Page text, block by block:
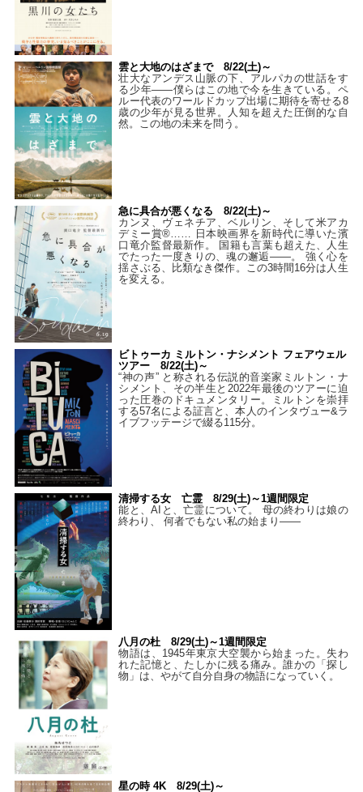
雲と大地のはざまで 8/22(土)～
壮大なアンデス山脈の下、アルパカの世話をす
る少年――僕らはこの地で今を生きている。ペ
ルー代表のワールドカップ出場に期待を寄せる8
歳の少年が見る世界。人知を超えた圧倒的な自
然。この地の未来を問う。
急に具合が悪くなる 8/22(土)～
カンヌ、ヴェネチア、ベルリン、そして米アカ
デミー賞®…… 日本映画界を新時代に導いた濱
口竜介監督最新作。 国籍も言葉も超えた、人生
でたった一度きりの、魂の邂逅――。 強く心を
揺さぶる、比類なき傑作。この3時間16分は人生
を変える。
ビトゥーカ ミルトン・ナシメント フェアウェル
ツアー 8/22(土)～
“神の声” と称される伝説的音楽家ミルトン・ナ
シメント、その半生と2022年最後のツアーに迫
った圧巻のドキュメンタリー。ミルトンを崇拝
する57名による証言と、本人のインタヴュー&ラ
イブフッテージで綴る115分。
清掃する女 亡霊 8/29(土)～1週間限定
能と、AIと、亡霊について。 母の終わりは娘の
終わり、 何者でもない私の始まり――
八月の杜 8/29(土)～1週間限定
物語は、1945年東京大空襲から始まった。失わ
れた記憶と、たしかに残る痛み。誰かの「探し
物」は、やがて自分自身の物語になっていく。
星の時 4K 8/29(土)～